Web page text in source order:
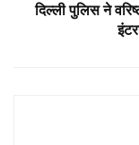
दिल्ली पुलिस ने